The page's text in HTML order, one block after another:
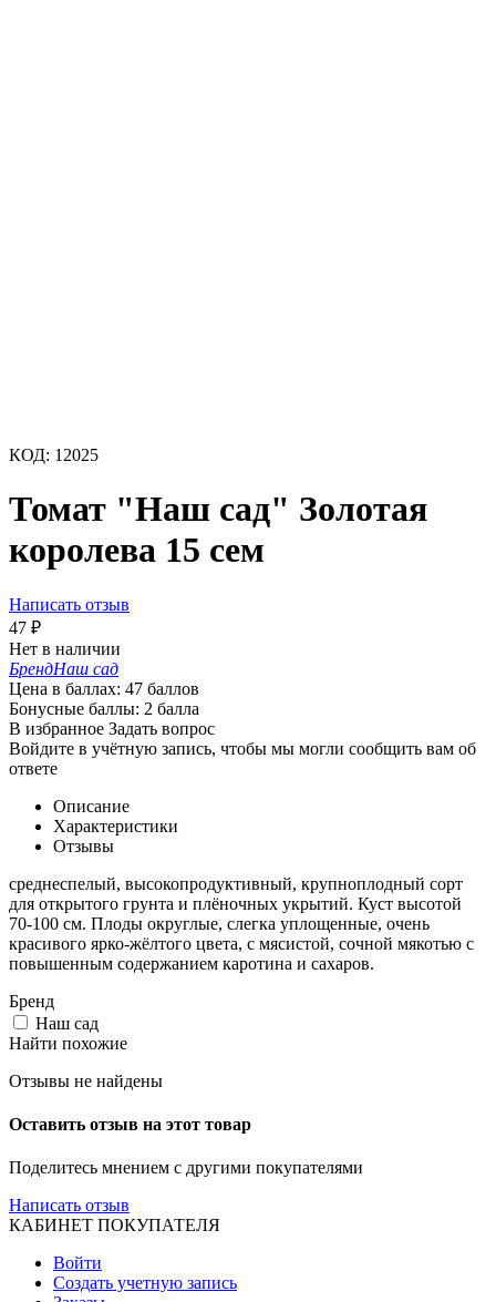
КОД: 12025
Томат "Наш сад" Золотая
королева 15 сем
Написать отзыв
47 ₽
Нет в наличии
БрендНаш сад
Цена в баллах: 47 баллов
Бонусные баллы: 2 балла
В избранное Задать вопрос
Войдите в учётную запись, чтобы мы могли сообщить вам об
ответе
Описание
Характеристики
Отзывы
среднеспелый, высокопродуктивный, крупноплодный сорт
для открытого грунта и плёночных укрытий. Куст высотой
70-100 см. Плоды округлые, слегка уплощенные, очень
красивого ярко-жёлтого цвета, с мясистой, сочной мякотью с
повышенным содержанием каротина и сахаров.
Бренд
Наш сад
Найти похожие
Отзывы не найдены
Оставить отзыв на этот товар
Поделитесь мнением с другими покупателями
Написать отзыв
КАБИНЕТ ПОКУПАТЕЛЯ
Войти
Создать учетную запись